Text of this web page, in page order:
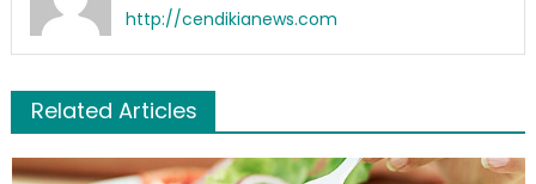
http://cendikianews.com
Related Articles